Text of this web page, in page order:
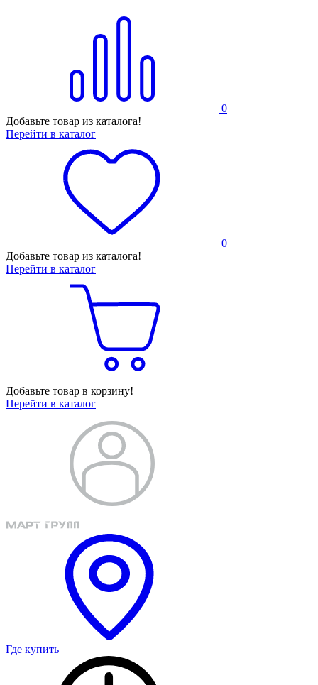
0
Добавьте товар из каталога!
Перейти в каталог
0
Добавьте товар из каталога!
Перейти в каталог
Добавьте товар в корзину!
Перейти в каталог
Где купить